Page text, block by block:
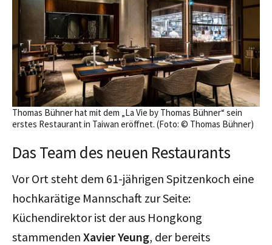
Thomas Bühner hat mit dem „La Vie by Thomas Bühner“ sein
erstes Restaurant in Taiwan eröffnet. (Foto: © Thomas Bühner)
Das Team des neuen Restaurants
Vor Ort steht dem 61-jährigen Spitzenkoch eine
hochkarätige Mannschaft zur Seite:
Küchendirektor ist der aus Hongkong
stammenden Xavier Yeung, der bereits